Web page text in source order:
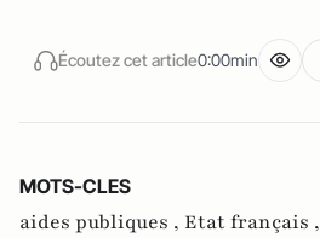
Écoutez cet article0:00min
MOTS-CLES
aides publiques , Etat français ,